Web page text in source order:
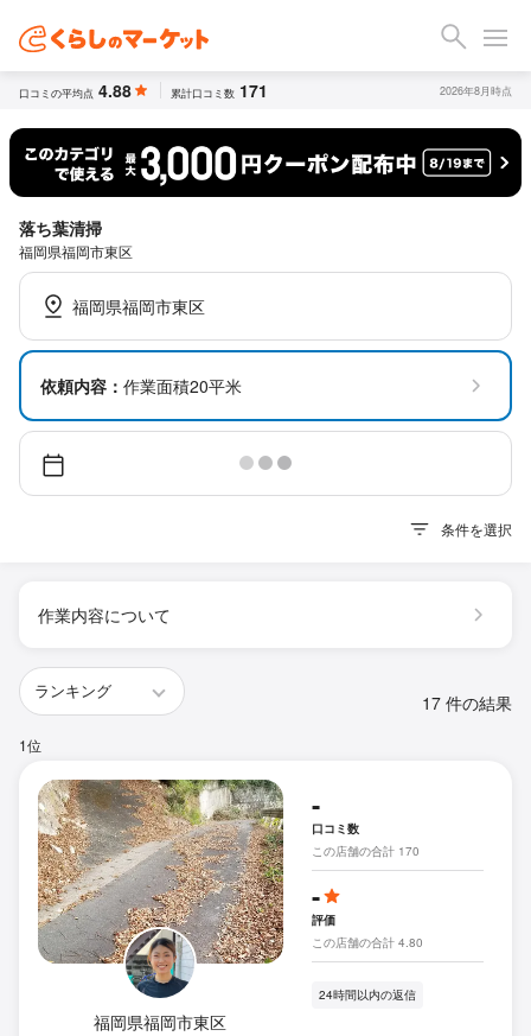
口コミの平均点 4.88 累計口コミ数 171 2026年8月時点
落ち葉清掃
福岡県福岡市東区
福岡県福岡市東区
依頼内容： 作業面積20平米
条件を選択
作業内容について
17 件の結果
1位
福岡県福岡市東区
-
口コミ数
この店舗の合計 170
-
評価
この店舗の合計 4.80
24時間以内の返信